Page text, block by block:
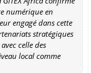
numérique en
engagé dans cette
stratégiques
celle des
local comme